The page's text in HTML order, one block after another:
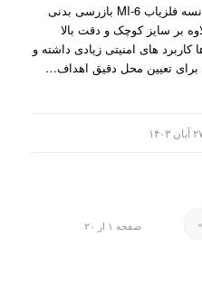
فلزیاب MI-6 ساخت کمپانی XP فرانسه فلزیاب MI-6 بازرسی بدنی
بر سایز کوچک و دقت بالا
کاربرد های امنیتی زیادی داشته و
برای تعیین محل دقیق اهداف…
۱۴۰۳
صفحه ۱ از ۲۰ »